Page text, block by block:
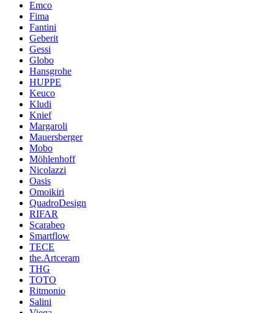
Emco
Fima
Fantini
Geberit
Gessi
Globo
Hansgrohe
HUPPE
Keuco
Kludi
Knief
Margaroli
Mauersberger
Mobo
Möhlenhoff
Nicolazzi
Oasis
Omoikiri
QuadroDesign
RIFAR
Scarabeo
Smartflow
TECE
the.Artceram
THG
TOTO
Ritmonio
Salini